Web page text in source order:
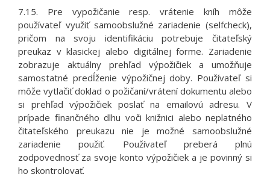
7.15. Pre vypožičanie resp. vrátenie kníh môže
používateľ využiť samoobslužné zariadenie (selfcheck),
pričom na svoju identifikáciu potrebuje čitateľský
preukaz v klasickej alebo digitálnej forme. Zariadenie
zobrazuje aktuálny prehľad výpožičiek a umožňuje
samostatné predĺženie výpožičnej doby. Používateľ si
môže vytlačiť doklad o požičaní/vrátení dokumentu alebo
si prehľad výpožičiek poslať na emailovú adresu. V
prípade finančného dlhu voči knižnici alebo neplatného
čitateľského preukazu nie je možné samoobslužné
zariadenie použiť. Používateľ preberá plnú
zodpovednosť za svoje konto výpožičiek a je povinný si
ho skontrolovať.